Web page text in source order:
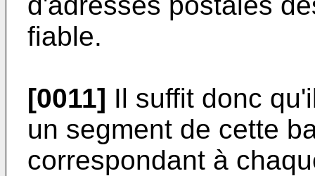
fiable.
[0011] Il suffit donc
un segment de cette
correspondant à